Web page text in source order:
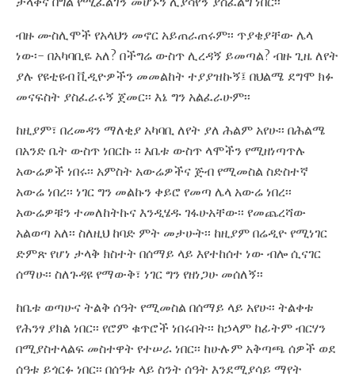
ብዙ ሙስሊሞች የአላህን መኖር አይጠራጠሩም፡፡ ጥያቄያቸው ሌላ
ነው፡- በአካባቢዬ አለ? በችግሬ ውስጥ ሊረዳኝ ይመጣል? ብዙ ጊዜ ለየት
ያሉ የዩቲዩብ ቪዲዮዎችን መመልከት ተያያዝኩኝ፤ በህልሜ ደግሞ ክፉ
መናፍስት ያስፈራሩኝ ጀመር፡፡ እኔ ግን አልፈራሁም፡፡
ከዚያም፣ በረመዳን ማለቂያ አካባቢ ለየት ያለ ሕልም አየሁ፡፡ በሕልሜ
በአንድ ቤት ውስጥ ነበርኩ ፡፡ እቤቱ ውስጥ ላሞችን የሚዘነጣጥሉ
አውሬዎች ነበሩ፡፡ አምስት አውሬዎችና ጅብ የሚመስል ስድስተኛ
አውሬ ነበረ፡፡ ነገር ግን መልኩን ቀይሮ የመጣ ሌላ አውሬ ነበረ፡፡
አውሬዎቹን ተመለከትኩና እንዲሄዱ ገፋሁአቸው፡፡ የመጨረሻው
አልወጣ አለ፡፡ ስለዚህ ከባድ ምት መታሁት፡፡ ከዚያም በሬዲዮ የሚነገር
ድምጽ የሆነ ታላቅ ክስተት በሰማይ ላይ እየተከሰተ ነው ብሎ ሲናገር
ሰማሁ፡፡ ስለጉዳዩ የማውቅ፣ ነገር ግን የዘነጋሁ መሰለኝ፡፡
ከቤቱ ወጣሁና ትልቅ ሰዓት የሚመስል በሰማይ ላይ አየሁ፡፡ ትልቀቱ
የሕንፃ ያክል ነበር፡፡ የሮም ቁጥሮች ነበሩበት፡፡ ከኃላም ከፊትም ብርሃን
በሚያስተላልፍ መስተዋት የተሠራ ነበር፡፡ ከሁሉም አቅጣጫ ሰዎች ወደ
ሰዓቱ ይጎርፉ ነበር፡፡ በሰዓቱ ላይ ስንት ሰዓት እንደሚያሳይ ማየት